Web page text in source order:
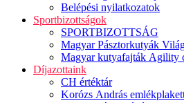
Belépési nyilatkozatok
Sportbizottságok
SPORTBIZOTTSÁG
Magyar Pásztorkutyák
Magyar kutyafajták Agility
Díjazottaink
CH értéktár
Korózs András